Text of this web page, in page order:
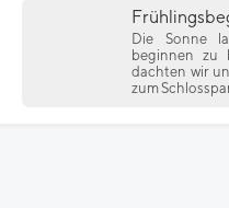
Die Sonne
beginnen zu
dachten wir
zum